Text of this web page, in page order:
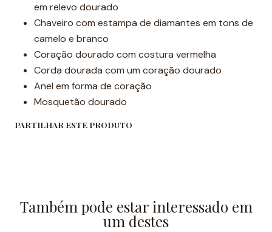
em relevo dourado
Chaveiro com estampa de diamantes em tons de
camelo e branco
Coração dourado com costura vermelha
Corda dourada com um coração dourado
Anel em forma de coração
Mosquetão dourado
PARTILHAR ESTE PRODUTO
Também pode estar interessado em
um destes